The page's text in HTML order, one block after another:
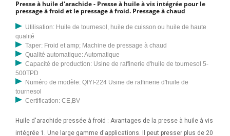
Presse à huile d'arachide - Presse à huile à vis intégrée pour le
pressage à froid et le pressage à froid. Pressage à chaud
Utilisation: Huile de tournesol, huile de cuisson ou huile de haute
qualité
Taper: Froid et amp; Machine de pressage à chaud
Qualité automatique: Automatique
Capacité de production: Usine de raffinerie d'huile de tournesol 5-
500TPD
Numéro de modèle: QIYI-224 Usine de raffinerie d'huile de
tournesol
Certification: CE,BV
Huile d'arachide pressée à froid : Avantages de la presse à huile à vis
intégrée 1. Une large gamme d'applications. Il peut presser plus de 20